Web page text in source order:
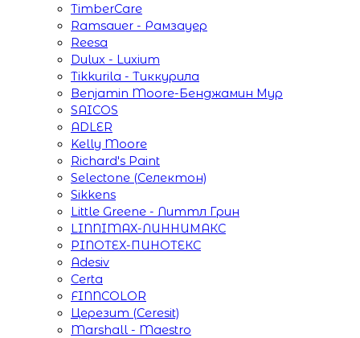
TimberCare
Ramsauer - Рамзауер
Reesa
Dulux - Luxium
Tikkurila - Тиккурила
Benjamin Moore-Бенджамин Мур
SAICOS
ADLER
Kelly Moore
Richard's Paint
Selectone (Селектон)
Sikkens
Little Greene - Литтл Грин
LINNIMAX-ЛИННИМАКС
PINOTEX-ПИНОТЕКС
Adesiv
Certa
FINNCOLOR
Церезит (Ceresit)
Marshall - Maestro